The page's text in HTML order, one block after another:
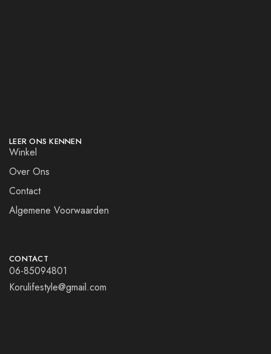
LEER ONS KENNEN
Winkel
Over Ons
Contact
Algemene Voorwaarden
CONTACT
06-85094801
Korulifestyle@gmail.com